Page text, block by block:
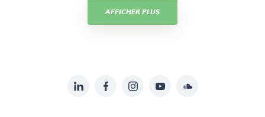
AFFICHER PLUS
LinkedInFacebookInstagramYouTubeSoundcloud